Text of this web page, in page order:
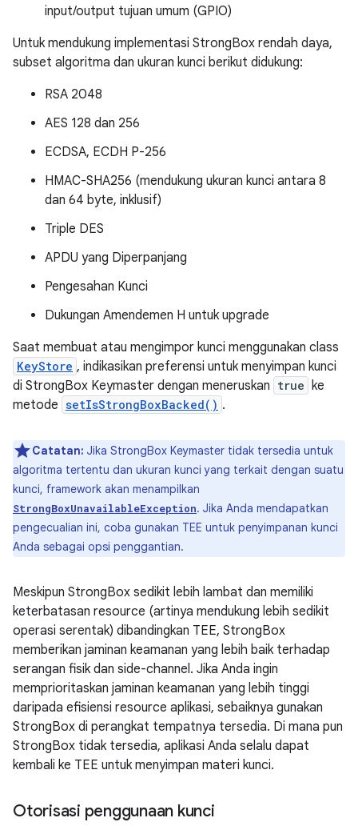
input/output tujuan umum (GPIO)
Untuk mendukung implementasi StrongBox rendah daya,
subset algoritma dan ukuran kunci berikut didukung:
RSA 2048
AES 128 dan 256
ECDSA, ECDH P-256
HMAC-SHA256 (mendukung ukuran kunci antara 8
dan 64 byte, inklusif)
Triple DES
APDU yang Diperpanjang
Pengesahan Kunci
Dukungan Amendemen H untuk upgrade
Saat membuat atau mengimpor kunci menggunakan class
KeyStore , indikasikan preferensi untuk menyimpan kunci
di StrongBox Keymaster dengan meneruskan true ke
metode setIsStrongBoxBacked() .
Catatan: Jika StrongBox Keymaster tidak tersedia untuk
algoritma tertentu dan ukuran kunci yang terkait dengan suatu
kunci, framework akan menampilkan
StrongBoxUnavailableException. Jika Anda mendapatkan
pengecualian ini, coba gunakan TEE untuk penyimpanan kunci
Anda sebagai opsi penggantian.
Meskipun StrongBox sedikit lebih lambat dan memiliki
keterbatasan resource (artinya mendukung lebih sedikit
operasi serentak) dibandingkan TEE, StrongBox
memberikan jaminan keamanan yang lebih baik terhadap
serangan fisik dan side-channel. Jika Anda ingin
memprioritaskan jaminan keamanan yang lebih tinggi
daripada efisiensi resource aplikasi, sebaiknya gunakan
StrongBox di perangkat tempatnya tersedia. Di mana pun
StrongBox tidak tersedia, aplikasi Anda selalu dapat
kembali ke TEE untuk menyimpan materi kunci.
Otorisasi penggunaan kunci